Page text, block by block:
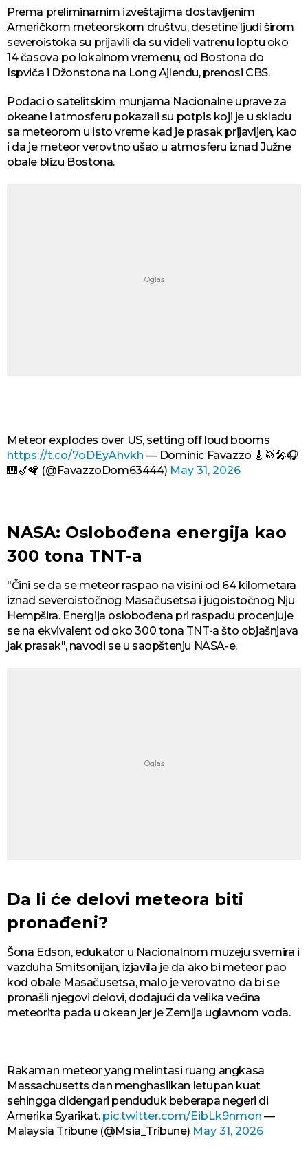
Prema preliminarnim izveštajima dostavljenim
Američkom meteorskom društvu, desetine ljudi širom
severoistoka su prijavili da su videli vatrenu loptu oko
14 časova po lokalnom vremenu, od Bostona do
Ispviča i Džonstona na Long Ajlendu, prenosi CBS.
Podaci o satelitskim munjama Nacionalne uprave za
okeane i atmosferu pokazali su potpis koji je u skladu
sa meteorom u isto vreme kad je prasak prijavljen, kao
i da je meteor verovtno ušao u atmosferu iznad Južne
obale blizu Bostona.
Meteor explodes over US, setting off loud booms
https://t.co/7oDEyAhvkh — Dominic Favazzo 🎸🥁🎤🎧
🎹🎷🪇 (@FavazzoDom63444) May 31, 2026
NASA: Oslobođena energija kao
300 tona TNT-a
"Čini se da se meteor raspao na visini od 64 kilometara
iznad severoistočnog Masačusetsa i jugoistočnog Nju
Hempšira. Energija oslobođena pri raspadu procenjuje
se na ekvivalent od oko 300 tona TNT-a što objašnjava
jak prasak", navodi se u saopštenju NASA-e.
Da li će delovi meteora biti
pronađeni?
Šona Edson, edukator u Nacionalnom muzeju svemira i
vazduha Smitsonijan, izjavila je da ako bi meteor pao
kod obale Masačusetsa, malo je verovatno da bi se
pronašli njegovi delovi, dodajući da velika većina
meteorita pada u okean jer je Zemlja uglavnom voda.
Rakaman meteor yang melintasi ruang angkasa
Massachusetts dan menghasilkan letupan kuat
sehingga didengari penduduk beberapa negeri di
Amerika Syarikat. pic.twitter.com/EibLk9nmon —
Malaysia Tribune (@Msia_Tribune) May 31, 2026